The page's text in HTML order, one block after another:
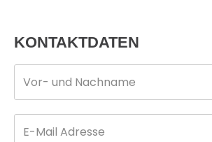
KONTAKTDATEN